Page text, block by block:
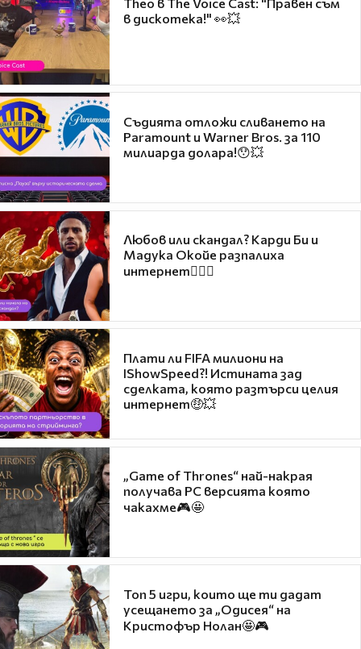
в дискотека!" 👀💥
Съдията отложи сливането на
Paramount и Warner Bros. за 110
милиарда долара!😯💥
Любов или скандал? Карди Би и
Мадука Окойе разпалиха
интернет❤️‍🔥🔥
Плати ли FIFA милиони на
IShowSpeed?! Истината зад
сделката, която разтърси целия
интернет🤑💥
„Game of Thrones“ най-накрая
получава PC версията която
чакахме🎮🤩
Топ 5 игри, които ще ти дадат
усещането за „Одисея“ на
Кристофър Нолан🤩🎮